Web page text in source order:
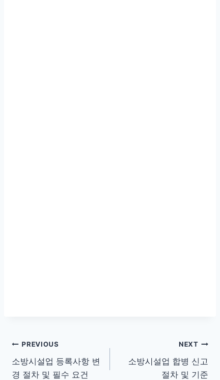
글
탐
PREVIOUS
소방시설업 등록사항 변
경 절차 및 필수 요건
NEXT
소방시설업 합병 신고
절차 및 기준